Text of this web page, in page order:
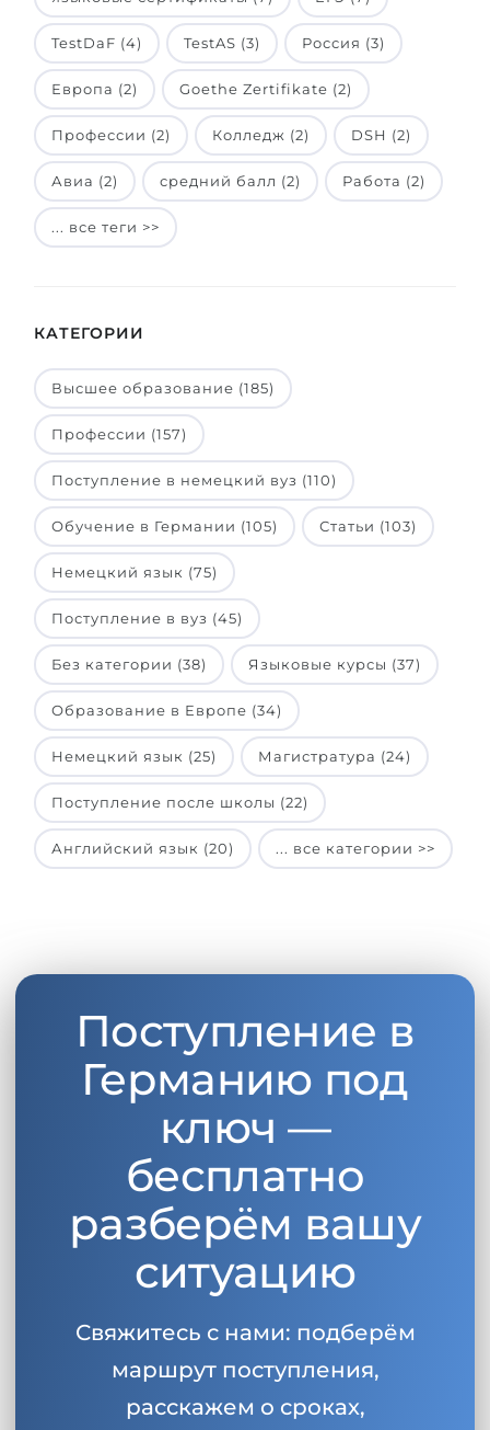
TestDaF (4) TestAS (3) Россия (3)
Европа (2) Goethe Zertifikate (2)
Профессии (2) Колледж (2) DSH (2)
Авиа (2) средний балл (2) Работа (2)
... все теги >>
КАТЕГОРИИ
Высшее образование (185)
Профессии (157)
Поступление в немецкий вуз (110)
Обучение в Германии (105) Статьи (103)
Немецкий язык (75)
Поступление в вуз (45)
Без категории (38) Языковые курсы (37)
Образование в Европе (34)
Немецкий язык (25) Магистратура (24)
Поступление после школы (22)
Английский язык (20) ... все категории >>
Поступление в
Германию под
ключ —
бесплатно
разберём вашу
ситуацию
Свяжитесь с нами: подберём
маршрут поступления,
расскажем о сроках,